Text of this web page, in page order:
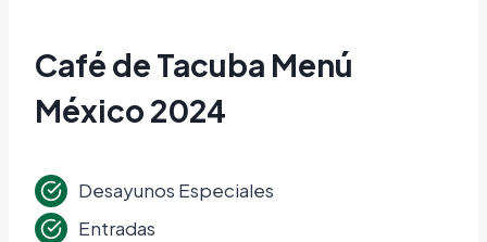
Café de Tacuba Menú
México 2024
Desayunos Especiales
Entradas